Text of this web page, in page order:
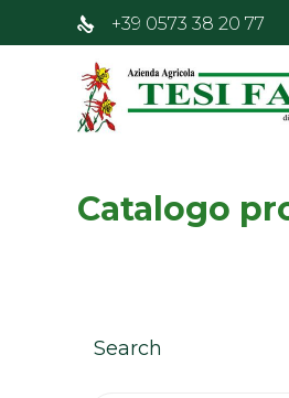
+39 0573 38 20 77
Catalogo
Search